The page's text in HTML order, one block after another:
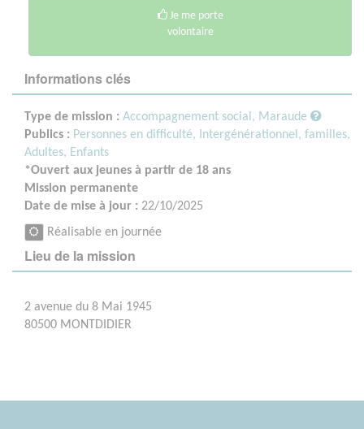
Je me porte
volontaire
Informations clés
Type de mission : Accompagnement social, Maraude
Publics : Personnes en difficulté,
Intergénérationnel, familles,
Adultes, Enfants
*Ouvert aux jeunes à partir de 18 ans
Mission permanente
Date de mise à jour : 22/10/2025
Réalisable en journée
Lieu de la mission
2 avenue du 8 Mai 1945
80500 MONTDIDIER